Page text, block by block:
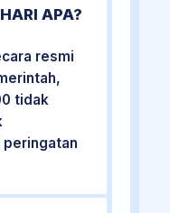
APA?
resmi
tidak